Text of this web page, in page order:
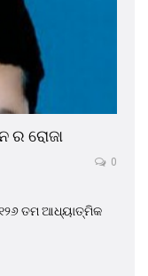
ର ରୋଜା
0
ତମ ଆଧ୍ୟାତ୍ମିକ